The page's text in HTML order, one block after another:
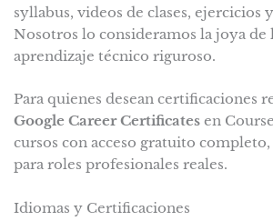
syllabus, videos de clases, ejercicios
Nosotros lo consideramos la joya de
aprendizaje técnico riguroso.
Para quienes desean certificaciones
Google Career Certificatesen
cursos con acceso gratuito
para roles profesionales reales.
Idiomas y Certificaciones